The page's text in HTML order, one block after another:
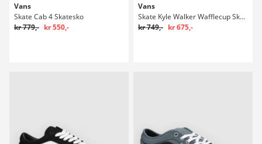
Vans
Skate Cab 4 Skatesko
kr 779,- kr 550,-
Vans
Skate Kyle Walker Wafflecup Skatesko
kr 749,- kr 675,-